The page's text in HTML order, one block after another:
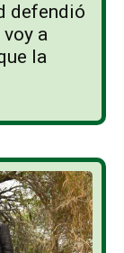
defendió
a
la